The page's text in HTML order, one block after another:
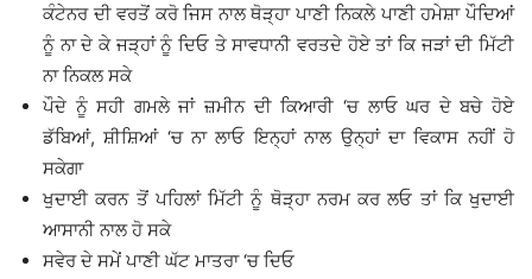
ਕੰਟੇਨਰ ਦੀ ਵਰਤੋਂ ਕਰੋ ਜਿਸ ਨਾਲ ਥੋੜ੍ਹਾ ਪਾਣੀ ਨਿਕਲੇ ਪਾਣੀ ਹਮੇਸ਼ਾ ਪੌਦਿਆਂ
ਨੂੰ ਨਾ ਦੇ ਕੇ ਜੜ੍ਹਾਂ ਨੂੰ ਦਿਓ ਤੇ ਸਾਵਧਾਨੀ ਵਰਤਦੇ ਹੋਏ ਤਾਂ ਕਿ ਜੜਾਂ ਦੀ ਮਿੱਟੀ
ਨਾ ਨਿਕਲ ਸਕੇ
ਪੌਦੇ ਨੂੰ ਸਹੀ ਗਮਲੇ ਜਾਂ ਜ਼ਮੀਨ ਦੀ ਕਿਆਰੀ ‘ਚ ਲਾਓ ਘਰ ਦੇ ਬਚੇ ਹੋਏ
ਡੱਬਿਆਂ, ਸ਼ੀਸ਼ਿਆਂ ‘ਚ ਨਾ ਲਾਓ ਇਨ੍ਹਾਂ ਨਾਲ ਉਨ੍ਹਾਂ ਦਾ ਵਿਕਾਸ ਨਹੀਂ ਹੋ
ਸਕੇਗਾ
ਖੁਦਾਈ ਕਰਨ ਤੋਂ ਪਹਿਲਾਂ ਮਿੱਟੀ ਨੂੰ ਥੋੜ੍ਹਾ ਨਰਮ ਕਰ ਲਓ ਤਾਂ ਕਿ ਖੁਦਾਈ
ਆਸਾਨੀ ਨਾਲ ਹੋ ਸਕੇ
ਸਵੇਰ ਦੇ ਸਮੇਂ ਪਾਣੀ ਘੱਟ ਮਾਤਰਾ ‘ਚ ਦਿਓ